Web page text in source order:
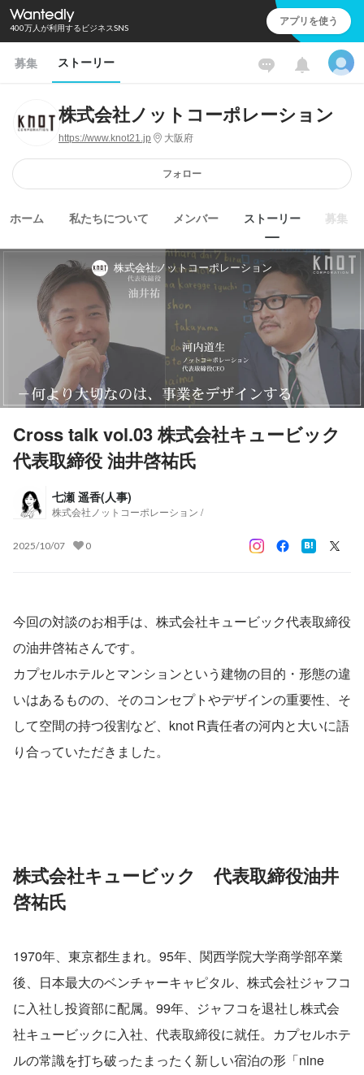
400万人が利用するビジネスSNS アプリを使う
募集 ストーリー
株式会社ノットコーポレーション
https://www.knot21.jp 大阪府
フォロー
ホーム 私たちについて メンバー ストーリー 募集
株式会社ノットコーポレーション
Cross talk vol.03 株式会社キュービック
代表取締役 油井啓祐氏
七瀬 遥香(人事)
株式会社ノットコーポレーション /
2025/10/07 0
今回の対談のお相手は、株式会社キュービック代表取締役
の油井啓祐さんです。
カプセルホテルとマンションという建物の目的・形態の違
いはあるものの、そのコンセプトやデザインの重要性、そ
して空間の持つ役割など、knot R責任者の河内と大いに語
り合っていただきました。
株式会社キュービック　代表取締役油井
啓祐氏
1970年、東京都生まれ。95年、関西学院大学商学部卒業
後、日本最大のベンチャーキャピタル、株式会社ジャフコ
に入社し投資部に配属。99年、ジャフコを退社し株式会
社キュービックに入社、代表取締役に就任。カプセルホテ
ルの常識を打ち破ったまったく新しい宿泊の形「nine